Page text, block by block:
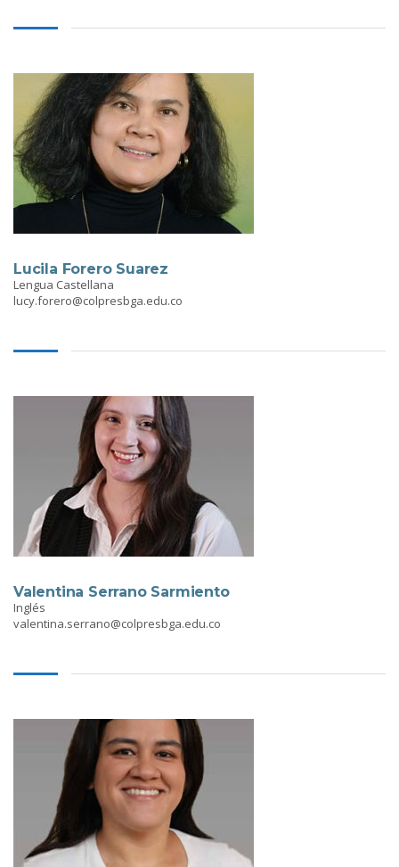
Lucila Forero Suarez
Lengua Castellana
lucy.forero@colpresbga.edu.co
Valentina Serrano Sarmiento
Inglés
valentina.serrano@colpresbga.edu.co